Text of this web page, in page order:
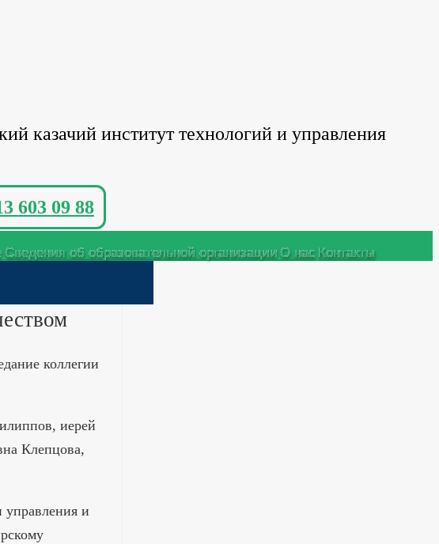
казачий институт технологий и управления
603 09 88
Сведения об образовательной организацииО нас Контакты
коллегии
иерей
Клепцова,
управления и